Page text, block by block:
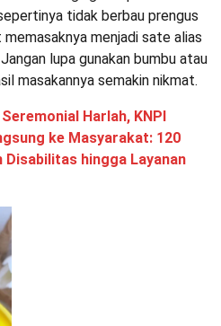
tidak berbau prengus
menjadi sate alias
lupa gunakan bumbu atau
masakannya semakin nikmat.
Harlah, KNPI
ke Masyarakat: 120
Disabilitas hingga Layanan